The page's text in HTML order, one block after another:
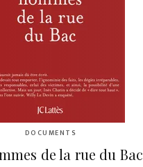
DOCUMENTS
de la rue du Bac